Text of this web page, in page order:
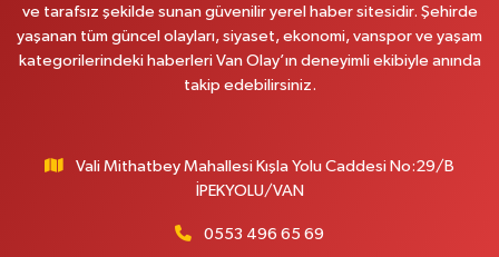
Onay Eczanesi
Yenı Derman Eczanesi
Akdamar Hastanesi Acil yanı. İpekyolu. Hatuniye mahallesi terzioğlu, Eski
ve tarafsız şekilde sunan güvenilir yerel haber sitesidir. Şehirde
yaşanan tüm güncel olayları, siyaset, ekonomi, vanspor ve yaşam
kategorilerindeki haberleri Van Olay’ın deneyimli ekibiyle anında
takip edebilirsiniz.
Vali Mithatbey Mahallesi Kışla Yolu Caddesi No:29/B
İPEKYOLU/VAN
0553 496 65 69